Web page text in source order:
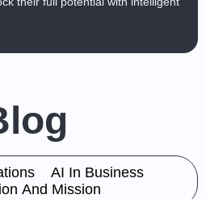
AI In Business
And Mission